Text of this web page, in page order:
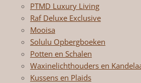
PTMD Luxury Living
Raf Deluxe Exclusive
Mooisa
Solulu Opbergboeken
Potten en Schalen
Waxinelichthouders en
Kussens en Plaids